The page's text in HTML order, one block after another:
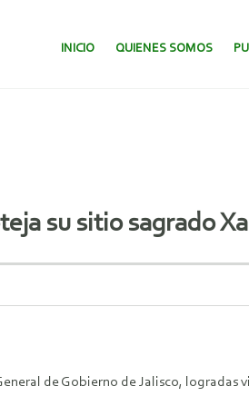
SALTAR AL CONTENIDO.
INICIO QUIENES SOMOS
su sitio sagrado
de Gobierno de Jalisco,